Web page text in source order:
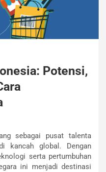
Potensi,
sebagai pusat talenta
kancah global. Dengan
serta pertumbuhan
ini menjadi destinasi